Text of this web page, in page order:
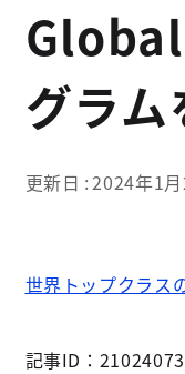
グラム
更新日 2024年1
世界トップクラス
記事ID：21024073